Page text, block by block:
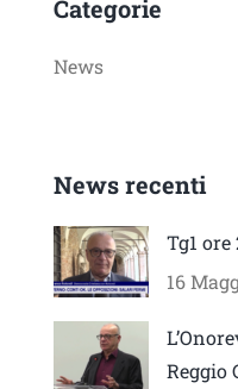
Categorie
News
News recenti
Tg1 ore
16
Reggio